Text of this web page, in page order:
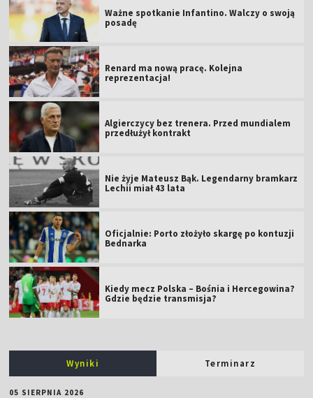
Ważne spotkanie Infantino. Walczy o swoją
posadę
Renard ma nową pracę. Kolejna
reprezentacja!
Algierczycy bez trenera. Przed mundialem
przedłużył kontrakt
Nie żyje Mateusz Bąk. Legendarny bramkarz
Lechii miał 43 lata
Oficjalnie: Porto złożyło skargę po kontuzji
Bednarka
Kiedy mecz Polska – Bośnia i Hercegowina?
Gdzie będzie transmisja?
Wyniki Terminarz
05 SIERPNIA 2026